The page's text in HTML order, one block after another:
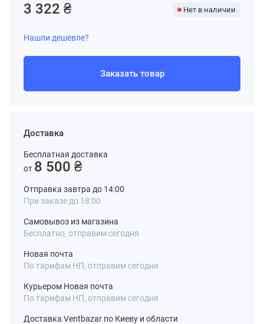
Доставка
Бесплатная доставка
от 8 500 ₴
Отправка завтра до 14:00
При заказе до 18:00
Самовывоз из магазина
Бесплатно, отправим сегодня
Новая почта
По тарифам НП, отправим сегодня
Курьером Новая почта
По тарифам НП, отправим сегодня
Доставка Ventbazar по Киеву и области
3 322 ₴ Нет в наличии
Нашли дешевле?
Заказать товар